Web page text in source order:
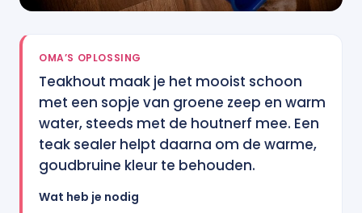
OMA’S OPLOSSING
Teakhout maak je het mooist schoon
met een sopje van groene zeep en warm
water, steeds met de houtnerf mee. Een
teak sealer helpt daarna om de warme,
goudbruine kleur te behouden.
Wat heb je nodig